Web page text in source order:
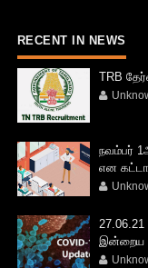
RECENT IN NEWS
TRB
நவம்பர்
என
இன்றைய